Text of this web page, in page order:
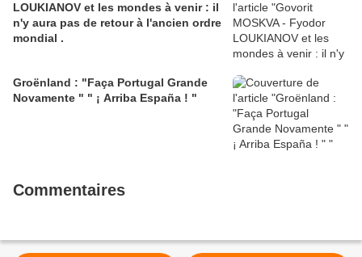
LOUKIANOV et les mondes à venir : il
n'y aura pas de retour à l'ancien ordre
mondial .
Groënland : "Faça Portugal Grande
Novamente " " ¡ Arriba España ! "
Commentaires